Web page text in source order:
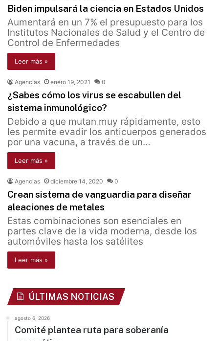
Biden impulsará la ciencia en Estados Unidos
Aumentará en un 7% el presupuesto para los
Institutos Nacionales de Salud y el Centro de
Control de Enfermedades
Leer más »
Agencias enero 19, 2021 0
¿Sabes cómo los virus se escabullen del
sistema inmunológico?
Debido a que mutan muy rápidamente, esto
les permite evadir los anticuerpos generados
por una vacuna, a través de un…
Leer más »
Agencias diciembre 14, 2020 0
Crean sistema de vanguardia para diseñar
aleaciones de metales
Estas combinaciones son esenciales en
partes clave de la vida moderna, desde los
automóviles hasta los satélites
Leer más »
ÚLTIMAS NOTICIAS
agosto 6, 2026
Comité plantea ruta para soberanía